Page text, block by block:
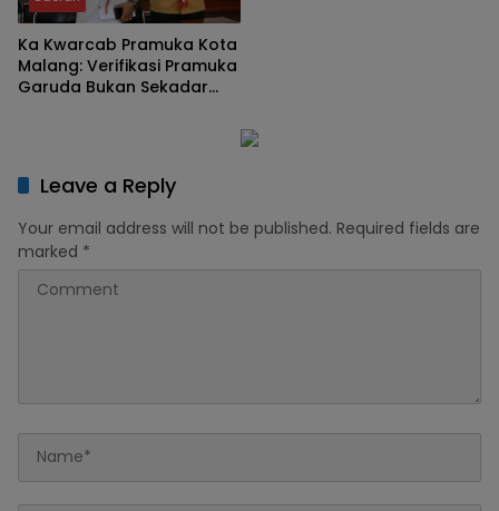
Ka Kwarcab Pramuka Kota
Malang: Verifikasi Pramuka
Garuda Bukan Sekadar
Leave a Reply
Your email address will not be published. Required fields are
marked *